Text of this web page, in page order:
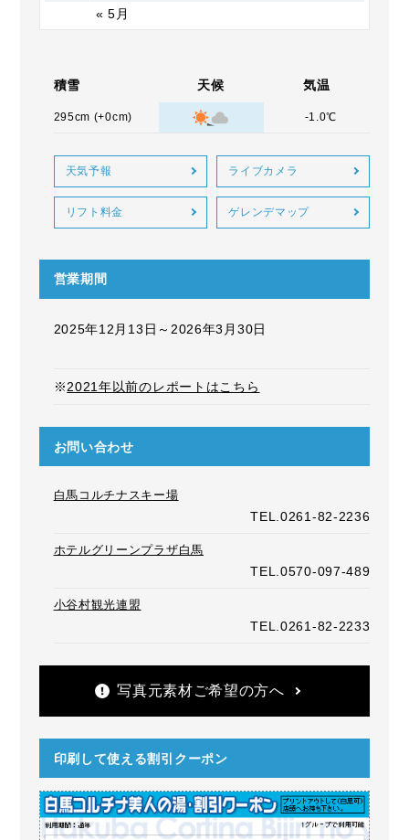
« 5月
積雪 天候 気温
295cm (+0cm) -1.0℃
天気予報 ライブカメラ
リフト料金 ゲレンデマップ
営業期間
2025年12月13日～2026年3月30日
※2021年以前のレポートはこちら
お問い合わせ
白馬コルチナスキー場
TEL.0261-82-2236
ホテルグリーンプラザ白馬
TEL.0570-097-489
小谷村観光連盟
TEL.0261-82-2233
写真元素材ご希望の方へ
印刷して使える割引クーポン